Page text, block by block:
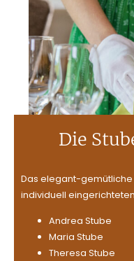
Die
Das elegant-
individuell
Andrea Stube
Maria Stube
Theresa Stube